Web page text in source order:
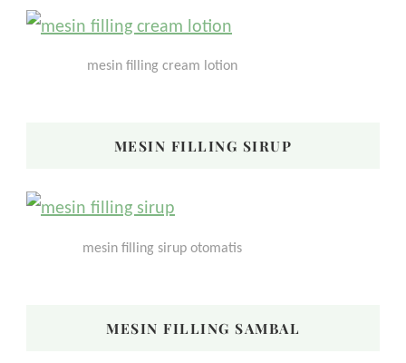
mesin filling cream lotion
MESIN FILLING SIRUP
mesin filling sirup otomatis
MESIN FILLING SAMBAL